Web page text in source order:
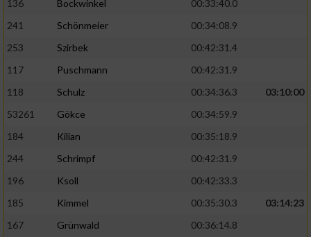
136 Bockwinkel
00:33:40.0
241
Schönmeier
00:34:08.9
253
Szirbek
00:42:31.4
117
Puschmann
00:42:31.9
118
Schulz 00:34:36.3
03:10:00
53261
Gökce
00:34:59.9
184
Kilian
00:35:18.9
244
Schrimpf
00:42:31.9
196
Ksoll
00:42:33.3
185
Kimmel 00:35:30.3
03:14:23
167
Grünwald
00:36:14.8